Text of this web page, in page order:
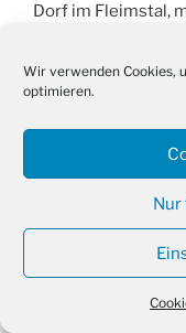
Wir verwenden Cookies,
optimieren.
Nur
Dorf im Fleimstal,